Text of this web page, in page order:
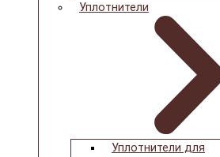
Уплотнители
Уплотнители для